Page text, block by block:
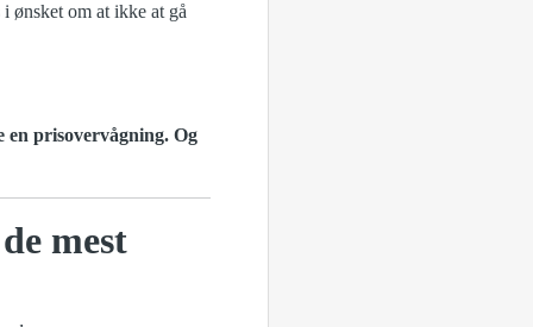
ønsket om at ikke at gå
en prisovervågning. Og
mest